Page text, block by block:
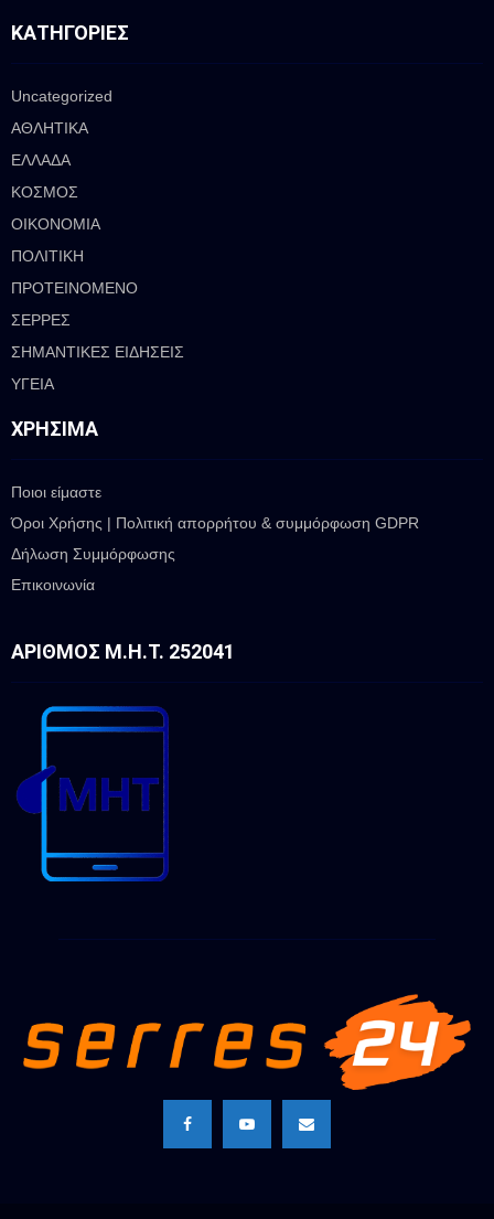
ΚΑΤΗΓΟΡΊΕΣ
Uncategorized
ΑΘΛΗΤΙΚΑ
ΕΛΛΑΔΑ
ΚΟΣΜΟΣ
ΟΙΚΟΝΟΜΙΑ
ΠΟΛΙΤΙΚΗ
ΠΡΟΤΕΙΝΟΜΕΝΟ
ΣΕΡΡΕΣ
ΣΗΜΑΝΤΙΚΕΣ ΕΙΔΗΣΕΙΣ
ΥΓΕΙΑ
ΧΡΉΣΙΜΑ
Ποιοι είμαστε
Όροι Χρήσης | Πολιτική απορρήτου & συμμόρφωση GDPR
Δήλωση Συμμόρφωσης
Επικοινωνία
ΑΡΙΘΜΌΣ Μ.Η.Τ. 252041